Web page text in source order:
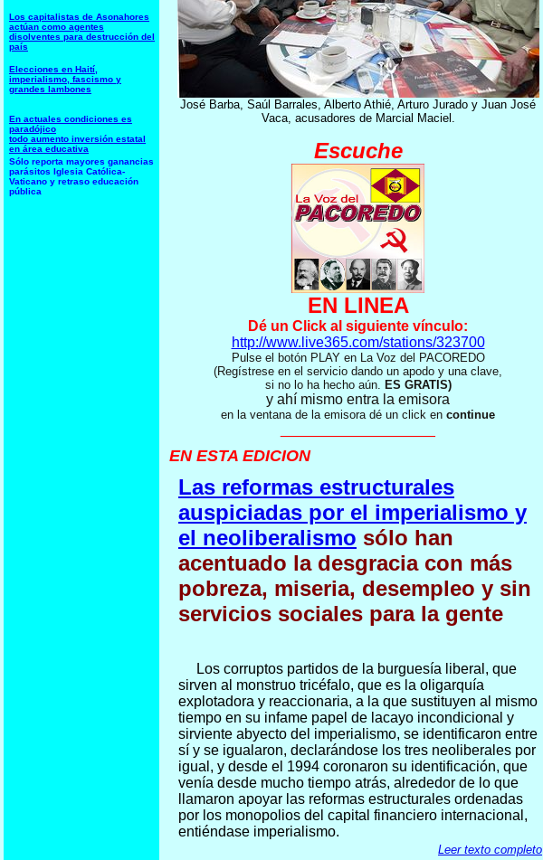
Los capitalistas de Asonahores
actúan como agentes
disolventes para destrucción del
país
Elecciones en Haití,
imperialismo, fascismo y
grandes lambones
En actuales condiciones es
paradójico
todo aumento inversión estatal
en área educativa
Sólo reporta mayores ganancias
parásitos Iglesia Católica-
Vaticano y retraso educación
pública
José Barba, Saúl Barrales, Alberto Athié, Arturo Jurado y Juan José
Vaca, acusadores de Marcial Maciel.
Escuche
EN LINEA
Dé un Click al siguiente vínculo:
http://www.live365.com/stations/323700
Pulse el botón PLAY en La Voz del PACOREDO
(Regístrese en el servicio dando un apodo y una clave,
si no lo ha hecho aún. ES GRATIS)
y ahí mismo entra la emisora
en la ventana de la emisora dé un click en continue
EN ESTA EDICION
Las reformas estructurales
auspiciadas por el imperialismo y
el neoliberalismo sólo han
acentuado la desgracia con más
pobreza, miseria, desempleo y sin
servicios sociales para la gente
Los corruptos partidos de la burguesía liberal, que
sirven al monstruo tricéfalo, que es la oligarquía
explotadora y reaccionaria, a la que sustituyen al mismo
tiempo en su infame papel de lacayo incondicional y
sirviente abyecto del imperialismo, se identificaron entre
sí y se igualaron, declarándose los tres neoliberales por
igual, y desde el 1994 coronaron su identificación, que
venía desde mucho tiempo atrás, alrededor de lo que
llamaron apoyar las reformas estructurales ordenadas
por los monopolios del capital financiero internacional,
entiéndase imperialismo.
Leer texto completo